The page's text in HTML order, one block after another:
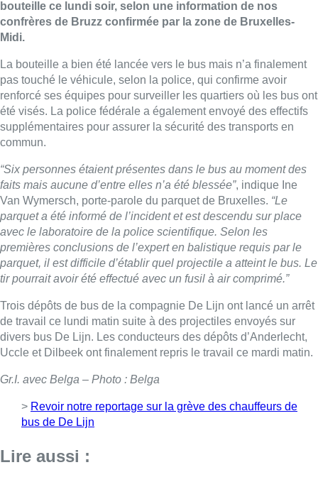
bouteille ce lundi soir, selon une information de nos
confrères de Bruzz confirmée par la zone de Bruxelles-
Midi.
La bouteille a bien été lancée vers le bus mais n’a finalement
pas touché le véhicule, selon la police, qui confirme avoir
renforcé ses équipes pour surveiller les quartiers où les bus ont
été visés. La police fédérale a également envoyé des effectifs
supplémentaires pour assurer la sécurité des transports en
commun.
“Six personnes étaient présentes dans le bus au moment des
faits mais aucune d’entre elles n’a été blessée”, indique Ine
Van Wymersch, porte-parole du parquet de Bruxelles. “Le
parquet a été informé de l’incident et est descendu sur place
avec le laboratoire de la police scientifique. Selon les
premières conclusions de l’expert en balistique requis par le
parquet, il est difficile d’établir quel projectile a atteint le bus. Le
tir pourrait avoir été effectué avec un fusil à air comprimé.”
Trois dépôts de bus de la compagnie De Lijn ont lancé un arrêt
de travail ce lundi matin suite à des projectiles envoyés sur
divers bus De Lijn. Les conducteurs des dépôts d’Anderlecht,
Uccle et Dilbeek ont finalement repris le travail ce mardi matin.
Gr.I. avec Belga – Photo : Belga
> Revoir notre reportage sur la grève des chauffeurs de
bus de De Lijn
Lire aussi :